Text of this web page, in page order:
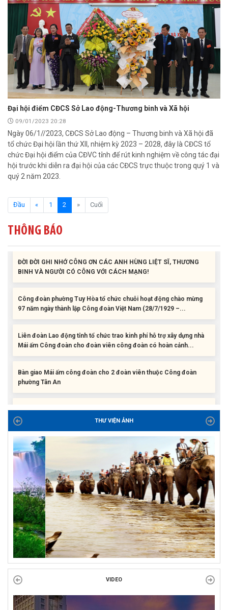
Đại hội điểm CĐCS Sở Lao động-Thương binh và Xã hội
09/01/2023 20:28
Ngày 06/1//2023, CĐCS Sở Lao động – Thương binh và Xã hội đã
tổ chức Đại hội lần thứ XII, nhiệm kỳ 2023 – 2028, đây là CĐCS tổ
chức Đại hội điểm của CĐVC tỉnh để rút kinh nghiệm về công tác đại
hội trước khi diễn ra đại hội của các CĐCS trực thuộc trong quý 1 và
quý 2 năm 2023.
Đầu « 1 2 (current)
» Cuối
THÔNG BÁO
Mái ấm Công đoàn cho đoàn viên công đoàn có hoàn cảnh...
Bàn giao Mái ấm công đoàn cho 2 đoàn viên thuộc Công đoàn
phường Tân An
Liên đoàn Lao động tỉnh trao tặng 100 bộ bút chấm đọc tiếng Anh
ĐỜI ĐỜI GHI NHỚ CÔNG ƠN CÁC ANH HÙNG LIỆT SĨ, THƯƠNG
BINH VÀ NGƯỜI CÓ CÔNG VỚI CÁCH MẠNG!
Công đoàn phường Tuy Hòa tổ chức chuỗi hoạt động chào mừng
97 năm ngày thành lập Công đoàn Việt Nam (28/7/1929 –...
Liên đoàn Lao động tỉnh tổ chức trao kinh phí hỗ trợ xây dựng nhà
Mái ấm Công đoàn cho đoàn viên công đoàn có hoàn cảnh...
Bàn giao Mái ấm công đoàn cho 2 đoàn viên thuộc Công đoàn
phường Tân An
Liên đoàn Lao động tỉnh trao tặng 100 bộ bút chấm đọc tiếng Anh
cho con đoàn viên, người lao động khó khăn trước khai...
ĐỜI ĐỜI GHI NHỚ CÔNG ƠN CÁC ANH HÙNG LIỆT SĨ, THƯƠNG
BINH VÀ NGƯỜI CÓ CÔNG VỚI CÁCH MẠNG!
Công đoàn phường Tuy Hòa tổ chức chuỗi hoạt động chào mừng
97 năm ngày thành lập Công đoàn Việt Nam (28/7/1929 –...
THƯ VIỆN ẢNH
VIDEO